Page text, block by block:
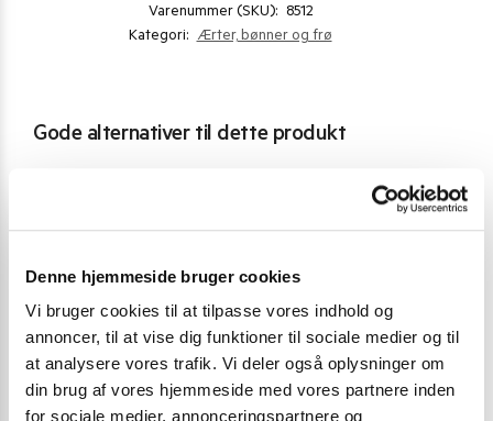
Denne hjemmeside bruger cookies
Vi bruger cookies til at tilpasse vores indhold og
annoncer, til at vise dig funktioner til sociale medier og til
at analysere vores trafik. Vi deler også oplysninger om
din brug af vores hjemmeside med vores partnere inden
for sociale medier, annonceringspartnere og
Varenummer (SKU): 8512
Kategori: Ærter, bønner og frø
Gode alternativer til dette produkt